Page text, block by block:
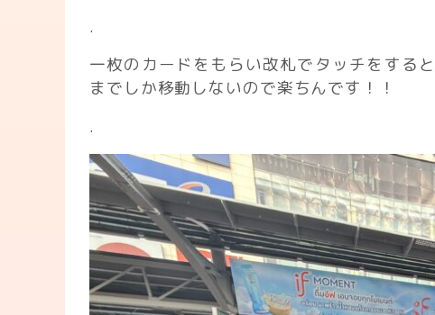
.
一枚のカードをもらい改札でタッチをする
までしか移動しないので楽ちんです！！
.